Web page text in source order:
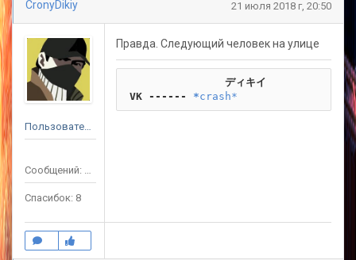
CronyDikiy 21 июля 2018 г, 20:50
Пользователь
Сообщений: 59
Спасибок: 8
Правда. Следующий человек на улице
                ディキイ
VK ------
*crash*